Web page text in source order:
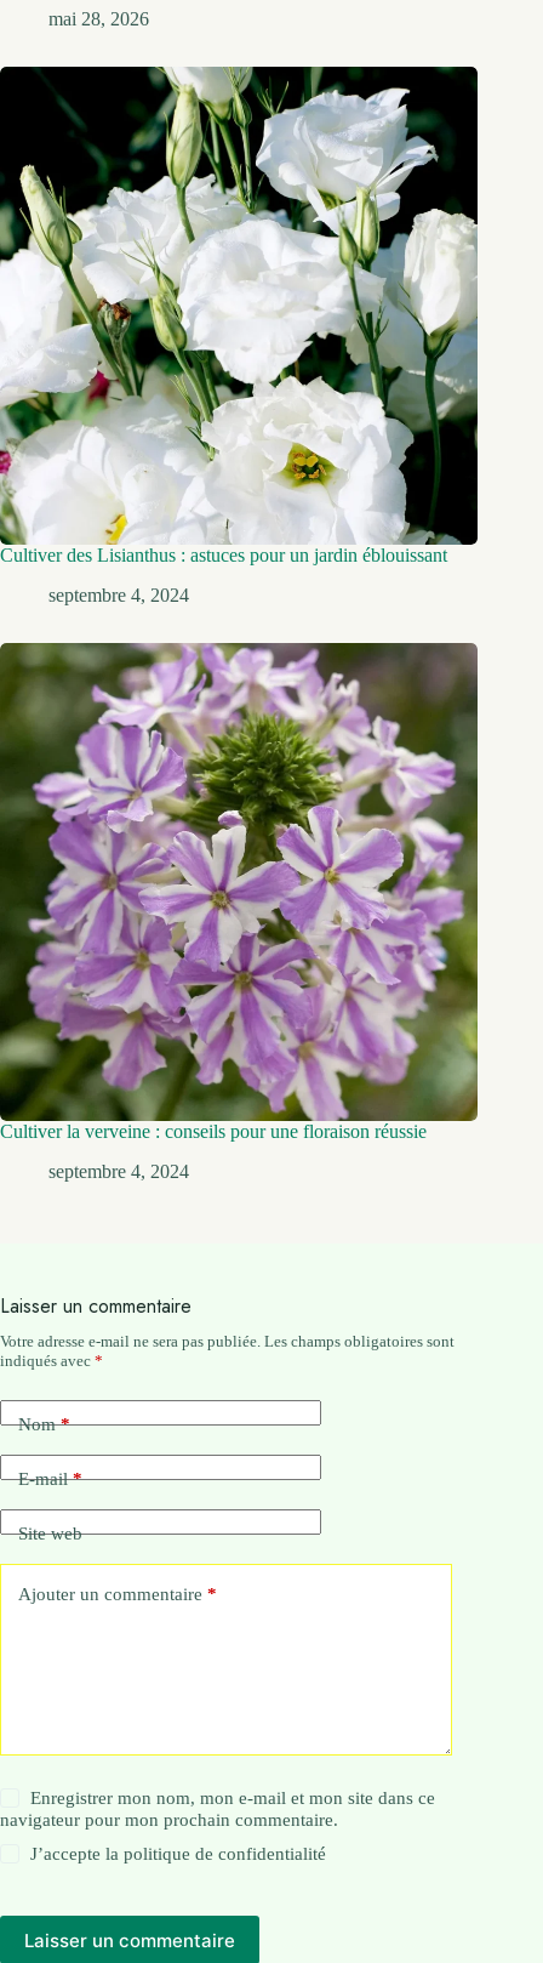
mai 28, 2026
Cultiver des Lisianthus : astuces pour un jardin éblouissant
septembre 4, 2024
Cultiver la verveine : conseils pour une floraison réussie
septembre 4, 2024
Laisser un commentaire
Votre adresse e-mail ne sera pas publiée. Les champs obligatoires sont
indiqués avec *
Nom*
E-mail*
Site web
Ajouter un commentaire *
Enregistrer mon nom, mon e-mail et mon site dans ce
navigateur pour mon prochain commentaire.
J’accepte lapolitique de confidentialité
Laisser un commentaire